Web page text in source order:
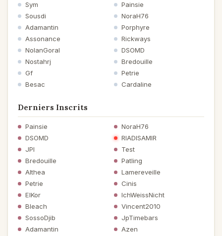
Sym
Painsie
Sousdi
NoraH76
Adamantin
Porphyre
Assonance
Rickways
NolanGoral
DSOMD
Nostahrj
Bredouille
Gf
Petrie
Besac
Cardaline
Derniers Inscrits
Painsie
NoraH76
DSOMD
RIADISAMIR
JPI
Test
Bredouille
Patling
Althea
Lamereveille
Petrie
Cinis
ElKor
IchWeissNicht
Bleach
Vincent2010
SossoDjib
JpTimebars
Adamantin
Azen